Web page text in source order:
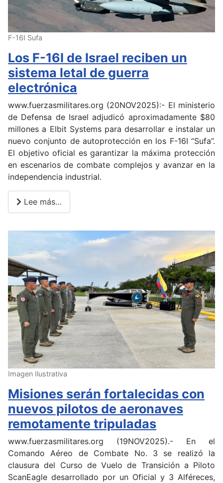
F-16I Sufa
Los F-16I de Israel reciben un
sistema letal de guerra
electrónica
www.fuerzasmilitares.org (20NOV2025):- El ministerio
de Defensa de Israel adjudicó aproximadamente $80
millones a Elbit Systems para desarrollar e instalar un
nuevo conjunto de autoprotección en los F-16I “Sufa”.
El objetivo oficial es garantizar la máxima protección
en escenarios de combate complejos y avanzar en la
independencia industrial.
Lee más…
Imagen Ilustrativa
Misiones serán fortalecidas con
nuevos pilotos de aeronaves
remotamente tripuladas
www.fuerzasmilitares.org (19NOV2025).- En el
Comando Aéreo de Combate No. 3 se realizó la
clausura del Curso de Vuelo de Transición a Piloto
ScanEagle desarrollado por un Oficial y 3 Alféreces,